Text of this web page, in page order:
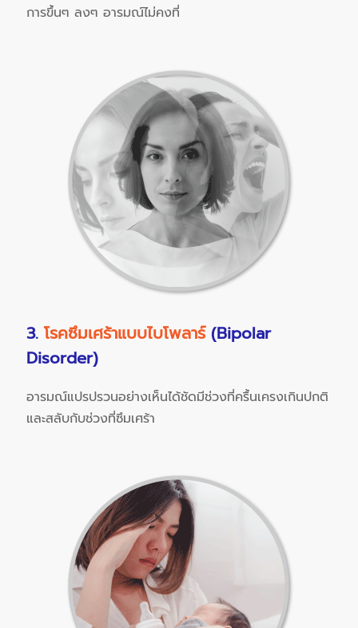
การขึ้นๆ ลงๆ อารมณ์ไม่คงที่
3.โรคซึมเศร้าแบบไบโพลาร์ (Bipolar
Disorder)
อารมณ์แปรปรวนอย่างเห็นได้ชัดมีช่วงที่ครื้นเครงเกินปกติ
และสลับกับช่วงที่ซึมเศร้า